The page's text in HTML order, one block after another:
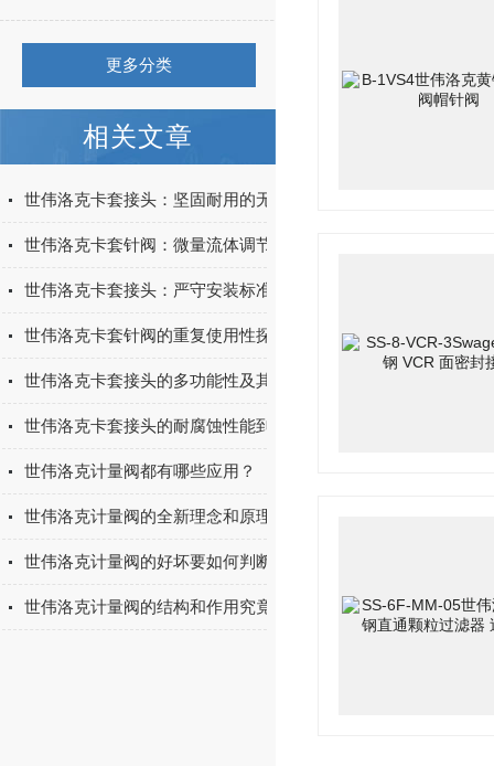
更多分类
相关文章
世伟洛克卡套接头：坚固耐用的无泄漏管道连接基石
世伟洛克卡套针阀：微量流体调节的精密控制专家
世伟洛克卡套接头：严守安装标准，筑牢密封防线
世伟洛克卡套针阀的重复使用性探究
世伟洛克卡套接头的多功能性及其在工业领域的应用
世伟洛克卡套接头的耐腐蚀性能到底怎么样？
世伟洛克计量阀都有哪些应用？
世伟洛克计量阀的全新理念和原理让我们用的更方便
世伟洛克计量阀的好坏要如何判断？
世伟洛克计量阀的结构和作用究竟是怎样的？